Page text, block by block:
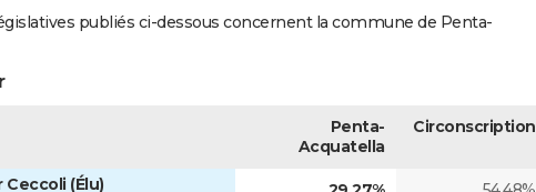
publiés ci-dessous concernent la commune de Penta-
Penta-
Acquatella
Circonscription
Ceccoli (Élu)